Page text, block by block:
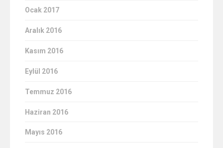
Ocak 2017
Aralık 2016
Kasım 2016
Eylül 2016
Temmuz 2016
Haziran 2016
Mayıs 2016